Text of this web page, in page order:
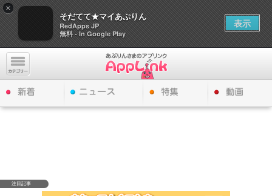
×
そだてて★マイあぷりん
RedApps JP
無料 - In Google Play
表示
注目記事